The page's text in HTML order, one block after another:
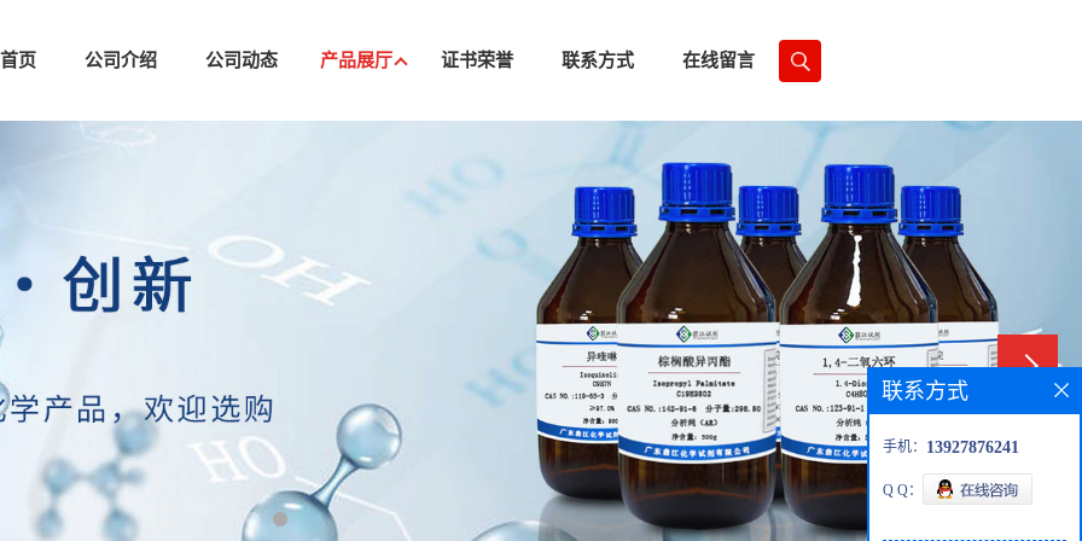
页 公司介绍 公司动态 产品展厅 证书荣誉 联系方式 在线留言
联系方式
手机： 13927876241
Q Q：